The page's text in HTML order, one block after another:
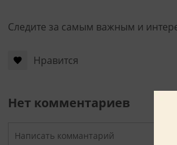
Следите за самым важным и
Нравится
Нет комментариев